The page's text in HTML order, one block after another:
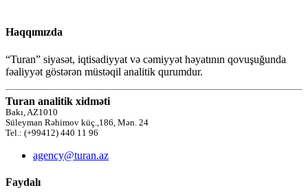
Haqqımızda
“Turan” siyasət, iqtisadiyyat və cəmiyyət həyatının qovuşuğunda
fəaliyyət göstərən müstəqil analitik qurumdur.
Turan analitik xidməti
Bakı, AZ1010
Süleyman Rəhimov küç.,186, Mən. 24
Tel.: (+99412) 440 11 96
agency@turan.az
Faydalı